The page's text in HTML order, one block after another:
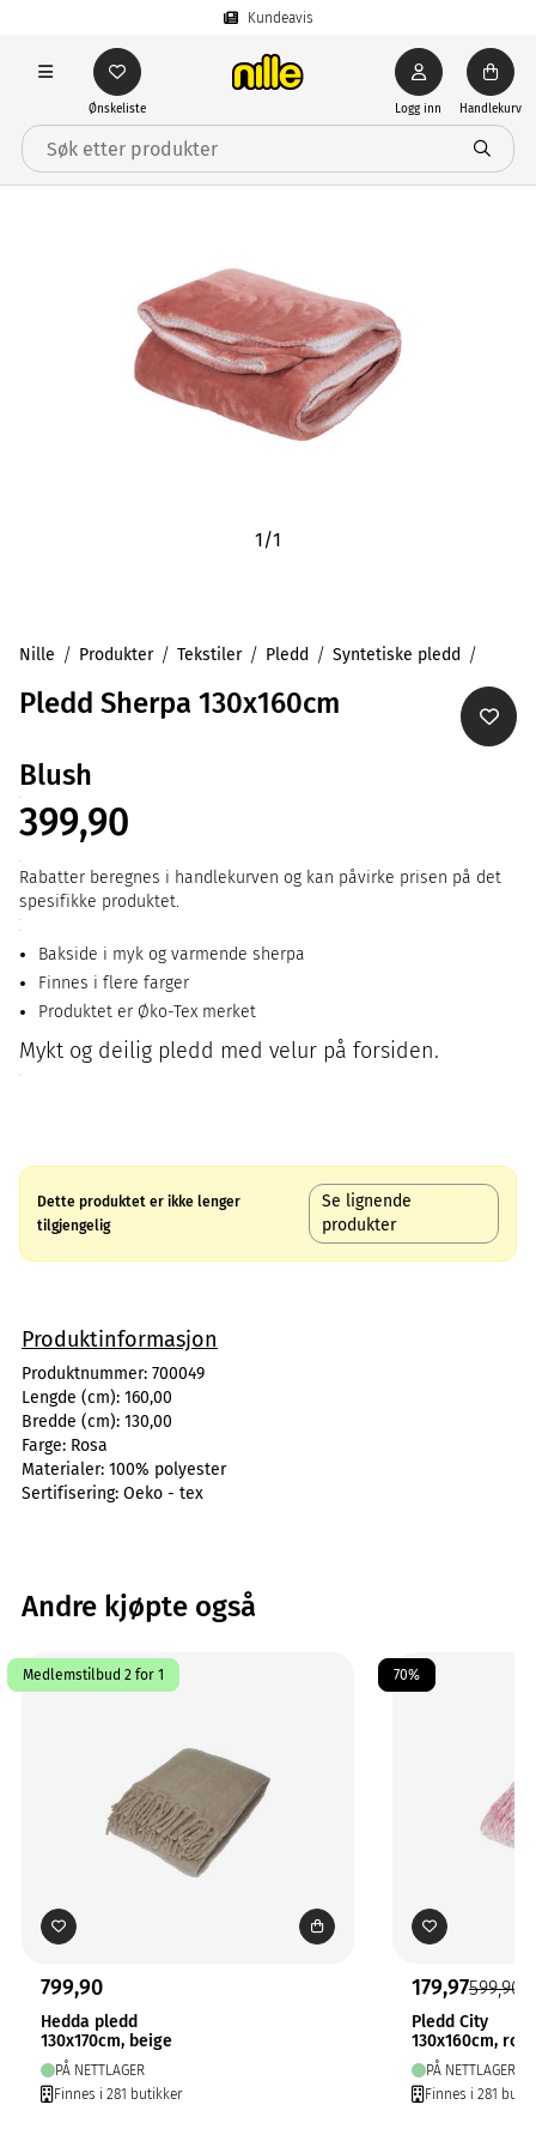
Kundeavis
Ønskeliste Logg inn Handlekurv
1/1
Nille Produkter Tekstiler Pledd Syntetiske pledd
Pledd Sherpa 130x160cm
Blush
399,90
Rabatter beregnes i handlekurven og kan påvirke prisen på det
spesifikke produktet.
Bakside i myk og varmende sherpa
Finnes i flere farger
Produktet er Øko-Tex merket
Mykt og deilig pledd med velur på forsiden.
Dette produktet er ikke lenger
tilgjengelig
Se lignende
produkter
Produktinformasjon
Produktnummer: 700049
Lengde (cm): 160,00
Bredde (cm): 130,00
Farge: Rosa
Materialer: 100% polyester
Sertifisering: Oeko - tex
Andre kjøpte også
Medlemstilbud 2 for 1
799,90
Hedda pledd
130x170cm, beige
PÅ NETTLAGER
Finnes i 281 butikker
70%
179,97599,90
Pledd City
130x160cm, rosa
PÅ NETTLAGER
Finnes i 281